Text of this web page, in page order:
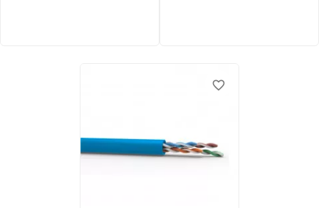
favorite_border
favorite_border